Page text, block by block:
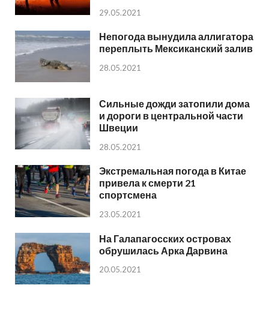
29.05.2021
Непогода вынудила аллигатора
переплыть Мексиканский залив
28.05.2021
Сильные дожди затопили дома
и дороги в центральной части
Швеции
28.05.2021
Экстремальная погода в Китае
привела к смерти 21
спортсмена
23.05.2021
На Галапагосских островах
обрушилась Арка Дарвина
20.05.2021